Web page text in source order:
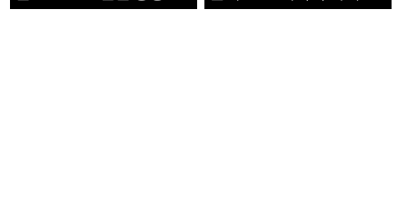
1182개팀 전수조사
확정